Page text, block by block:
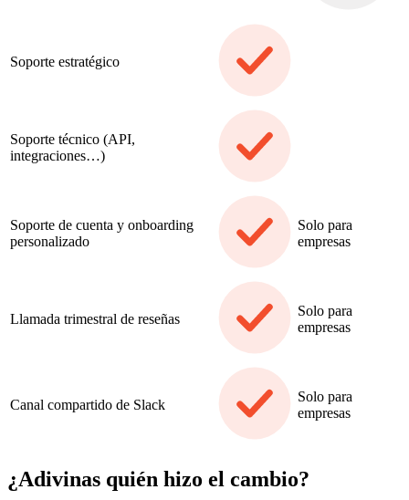
Soporte estratégico
Soporte técnico (API,
integraciones…)
Soporte de cuenta y onboarding
personalizado
Solo para
empresas
Llamada trimestral de reseñas
Solo para
empresas
Canal compartido de Slack
Solo para
empresas
¿Adivinas quién hizo el cambio?